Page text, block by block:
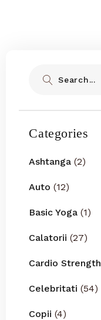
Categories
Ashtanga (2)
Auto (12)
Basic Yoga (1)
Calatorii (27)
Cardio Strength
Celebritati (54)
Copii (4)